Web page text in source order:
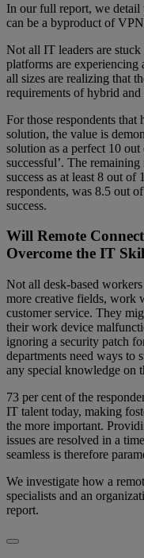
In our full report, we detail
can be a byproduct of VPN
Not all IT leaders are
platforms are experiencing
all sizes are realizing that
requirements of hybrid
For those respondents
solution, the value is
solution as a perfect 10
successful’. The remaining
success as at least 8 out of
respondents, was 8.5 out
success.
Will Remote
Overcome the IT
Not all desk-based
more creative fields, work
customer service. They
their work device
ignoring a security patch
departments need ways to
any special knowledge on
73 per cent of the
IT talent today, making
the more important.
issues are resolved in a
seamless is therefore
We investigate how a
specialists and an
report.